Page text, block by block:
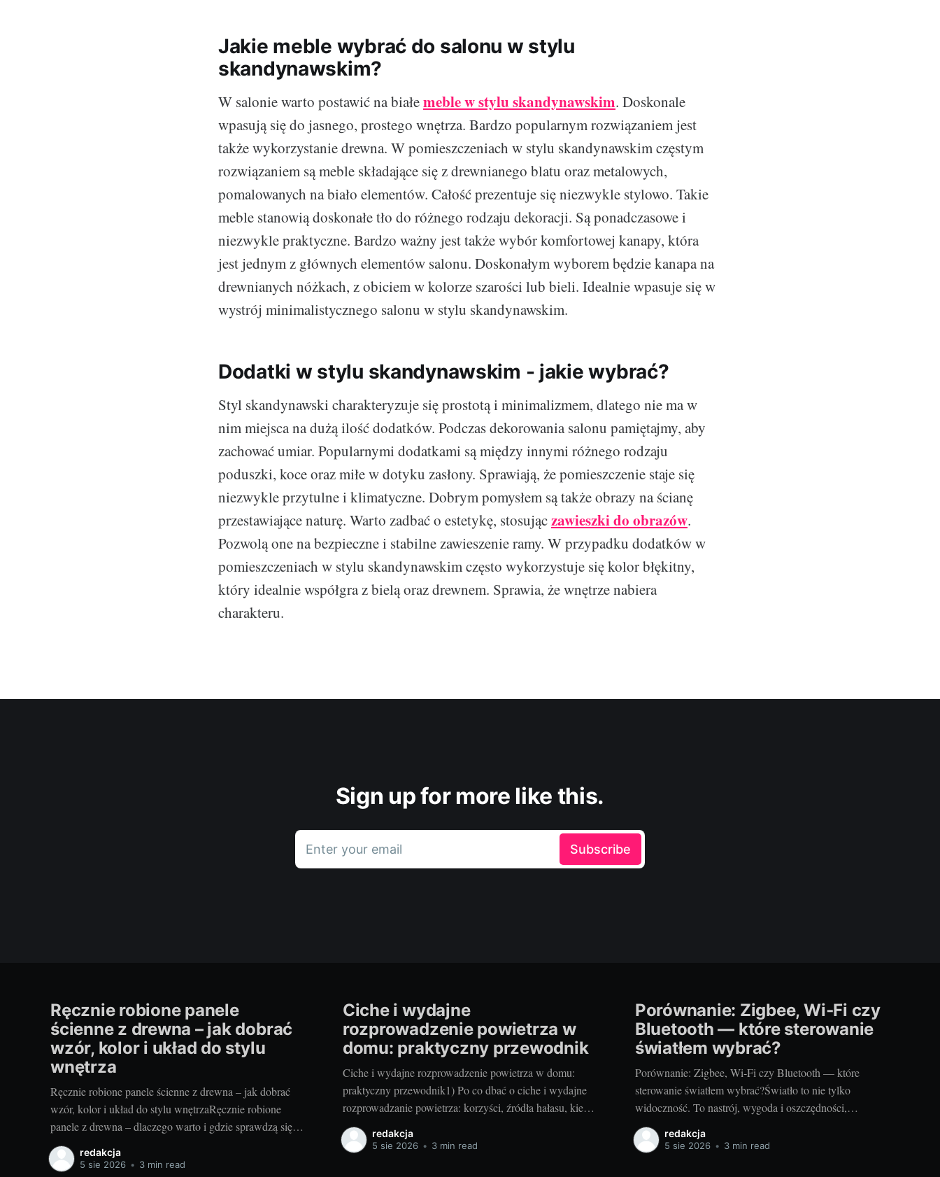
Jakie meble wybrać do salonu w stylu
skandynawskim?
W salonie warto postawić na białemeble w stylu skandynawskim. Doskonale
wpasują się do jasnego, prostego wnętrza. Bardzo popularnym rozwiązaniem jest
także wykorzystanie drewna. W pomieszczeniach w stylu skandynawskim częstym
rozwiązaniem są meble składające się z drewnianego blatu oraz metalowych,
pomalowanych na biało elementów. Całość prezentuje się niezwykle stylowo. Takie
meble stanowią doskonałe tło do różnego rodzaju dekoracji. Są ponadczasowe i
niezwykle praktyczne. Bardzo ważny jest także wybór komfortowej kanapy, która
jest jednym z głównych elementów salonu. Doskonałym wyborem będzie kanapa na
drewnianych nóżkach, z obiciem w kolorze szarości lub bieli. Idealnie wpasuje się w
wystrój minimalistycznego salonu w stylu skandynawskim.
Dodatki w stylu skandynawskim - jakie wybrać?
Styl skandynawski charakteryzuje się prostotą i minimalizmem, dlatego nie ma w
nim miejsca na dużą ilość dodatków. Podczas dekorowania salonu pamiętajmy, aby
zachować umiar. Popularnymi dodatkami są między innymi różnego rodzaju
poduszki, koce oraz miłe w dotyku zasłony. Sprawiają, że pomieszczenie staje się
niezwykle przytulne i klimatyczne. Dobrym pomysłem są także obrazy na ścianę
przestawiające naturę. Warto zadbać o estetykę, stosujączawieszki do obrazów.
Pozwolą one na bezpieczne i stabilne zawieszenie ramy. W przypadku dodatków w
pomieszczeniach w stylu skandynawskim często wykorzystuje się kolor błękitny,
który idealnie współgra z bielą oraz drewnem. Sprawia, że wnętrze nabiera
charakteru.
Sign up for more like this.
Enter your email Subscribe
Ręcznie robione panele
ścienne z drewna – jak dobrać
wzór, kolor i układ do stylu
wnętrza
Ręcznie robione panele ścienne z drewna – jak dobrać
wzór, kolor i układ do stylu wnętrzaRęcznie robione
panele z drewna – dlaczego warto i gdzie sprawdzą się
najlepiejRzemieślnicze panele ścienne to coś więcej niż
okładzina – to faktura, ciepło i unikatowy rysunek słojów,
redakcja
5 sie 2026 • 3 min read
Ciche i wydajne
rozprowadzenie powietrza w
domu: praktyczny przewodnik
Ciche i wydajne rozprowadzenie powietrza w domu:
praktyczny przewodnik1) Po co dbać o ciche i wydajne
rozprowadzanie powietrza: korzyści, źródła hałasu, kiedy
modernizowaćDobrze zaprojektowana i wyregulowana
instalacja wentylacji oraz klimatyzacji przekłada się na
redakcja
5 sie 2026 • 3 min read
Porównanie: Zigbee, Wi‑Fi czy
Bluetooth — które sterowanie
światłem wybrać?
Porównanie: Zigbee, Wi‑Fi czy Bluetooth — które
sterowanie światłem wybrać?Światło to nie tylko
widoczność. To nastrój, wygoda i oszczędności,
zwłaszcza gdy mówimy o nowoczesnych instalacjach
LED w domu, mieszkaniu czy ogrodzie. Jeśli planujesz
redakcja
5 sie 2026 • 3 min read